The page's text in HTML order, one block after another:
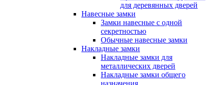
для деревянных дверей
Навесные замки
Замки навесные с одной
секретностью
Обычные навесные замки
Накладные замки
Накладные замки для
металлических дверей
Накладные замки общего